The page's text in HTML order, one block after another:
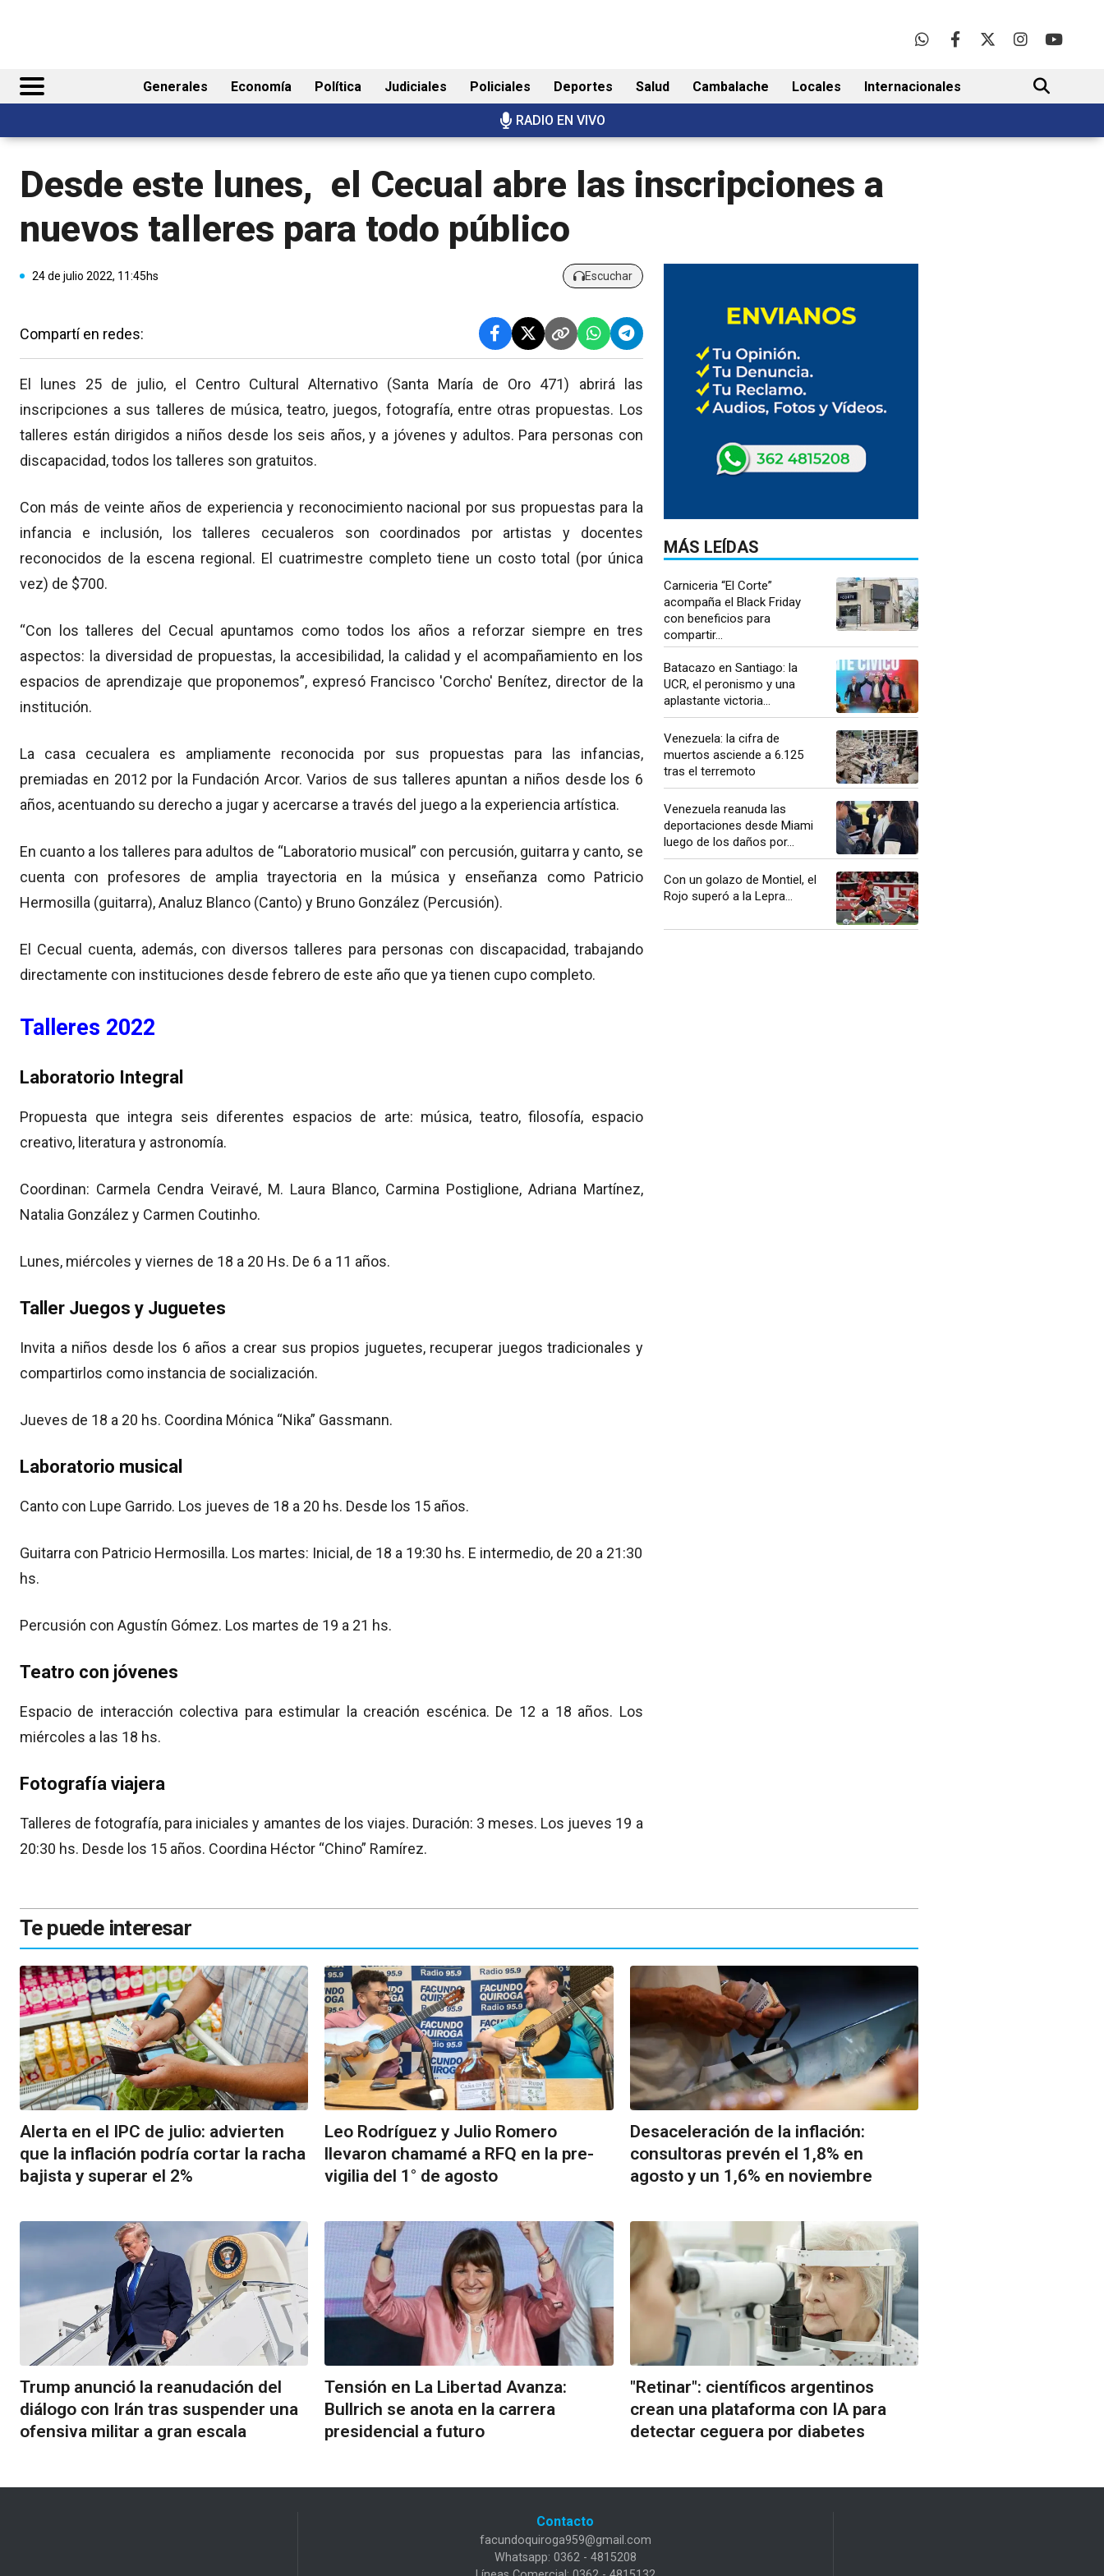
Generales Economía Política Judiciales Policiales Deportes Salud Cambalache Locales Internacionales
RADIO EN VIVO
BUSCAR
Desde este lunes, el Cecual abre las inscripciones a
nuevos talleres para todo público
24 de julio 2022, 11:45hs Escuchar
Compartí en redes:
El lunes 25 de julio, el Centro Cultural Alternativo (Santa María de Oro 471) abrirá las
inscripciones a sus talleres de música, teatro, juegos, fotografía, entre otras propuestas. Los
talleres están dirigidos a niños desde los seis años, y a jóvenes y adultos. Para personas con
discapacidad, todos los talleres son gratuitos.
Con más de veinte años de experiencia y reconocimiento nacional por sus propuestas para la
infancia e inclusión, los talleres cecualeros son coordinados por artistas y docentes
reconocidos de la escena regional. El cuatrimestre completo tiene un costo total (por única
vez) de $700.
“Con los talleres del Cecual apuntamos como todos los años a reforzar siempre en tres
aspectos: la diversidad de propuestas, la accesibilidad, la calidad y el acompañamiento en los
espacios de aprendizaje que proponemos”, expresó Francisco 'Corcho' Benítez, director de la
institución.
La casa cecualera es ampliamente reconocida por sus propuestas para las infancias,
premiadas en 2012 por la Fundación Arcor. Varios de sus talleres apuntan a niños desde los 6
años, acentuando su derecho a jugar y acercarse a través del juego a la experiencia artística.
En cuanto a los talleres para adultos de “Laboratorio musical” con percusión, guitarra y canto, se
cuenta con profesores de amplia trayectoria en la música y enseñanza como Patricio
Hermosilla (guitarra), Analuz Blanco (Canto) y Bruno González (Percusión).
El Cecual cuenta, además, con diversos talleres para personas con discapacidad, trabajando
directamente con instituciones desde febrero de este año que ya tienen cupo completo.
Talleres 2022
Laboratorio Integral
Propuesta que integra seis diferentes espacios de arte: música, teatro, filosofía, espacio
creativo, literatura y astronomía.
Coordinan: Carmela Cendra Veiravé, M. Laura Blanco, Carmina Postiglione, Adriana Martínez,
Natalia González y Carmen Coutinho.
Lunes, miércoles y viernes de 18 a 20 Hs. De 6 a 11 años.
Taller Juegos y Juguetes
Invita a niños desde los 6 años a crear sus propios juguetes, recuperar juegos tradicionales y
compartirlos como instancia de socialización.
Jueves de 18 a 20 hs. Coordina Mónica “Nika” Gassmann.
Laboratorio musical
Canto con Lupe Garrido. Los jueves de 18 a 20 hs. Desde los 15 años.
Guitarra con Patricio Hermosilla. Los martes: Inicial, de 18 a 19:30 hs. E intermedio, de 20 a 21:30
hs.
Percusión con Agustín Gómez. Los martes de 19 a 21 hs.
Teatro con jóvenes
Espacio de interacción colectiva para estimular la creación escénica. De 12 a 18 años. Los
miércoles a las 18 hs.
Fotografía viajera
Talleres de fotografía, para iniciales y amantes de los viajes. Duración: 3 meses. Los jueves 19 a
20:30 hs. Desde los 15 años. Coordina Héctor “Chino” Ramírez.
MÁS LEÍDAS
Carniceria “El Corte”
acompaña el Black Friday
con beneficios para
compartir...
Batacazo en Santiago: la
UCR, el peronismo y una
aplastante victoria...
Venezuela: la cifra de
muertos asciende a 6.125
tras el terremoto
Venezuela reanuda las
deportaciones desde Miami
luego de los daños por...
Con un golazo de Montiel, el
Rojo superó a la Lepra...
Te puede interesar
Alerta en el IPC de julio: advierten
que la inflación podría cortar la racha
bajista y superar el 2%
Leo Rodríguez y Julio Romero
llevaron chamamé a RFQ en la pre-
vigilia del 1° de agosto
Desaceleración de la inflación:
consultoras prevén el 1,8% en
agosto y un 1,6% en noviembre
Trump anunció la reanudación del
diálogo con Irán tras suspender una
ofensiva militar a gran escala
Tensión en La Libertad Avanza:
Bullrich se anota en la carrera
presidencial a futuro
"Retinar": científicos argentinos
crean una plataforma con IA para
detectar ceguera por diabetes
Contacto
facundoquiroga959@gmail.com
Whatsapp: 0362 - 4815208